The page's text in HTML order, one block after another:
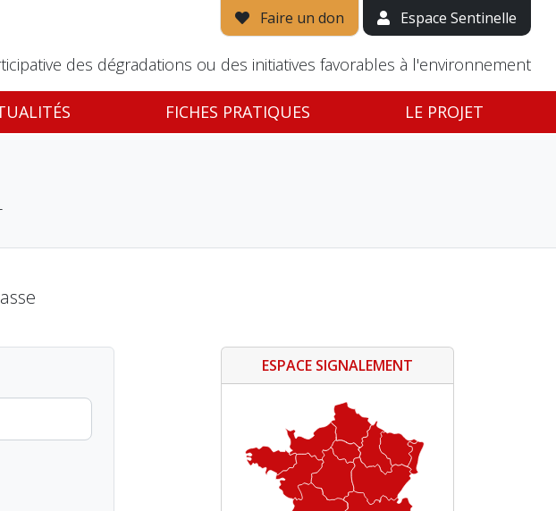
Faire un don Espace Sentinelle
des dégradations ou des initiatives favorables à l'environnement
FICHES PRATIQUES LE PROJET
ESPACE SIGNALEMENT